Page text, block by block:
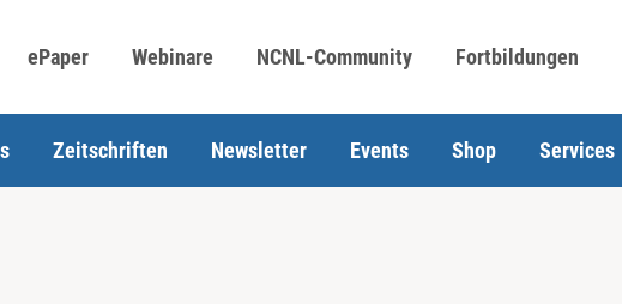
ePaper Webinare NCNL-Community Fortbildungen
Zeitschriften Newsletter Events Shop Services